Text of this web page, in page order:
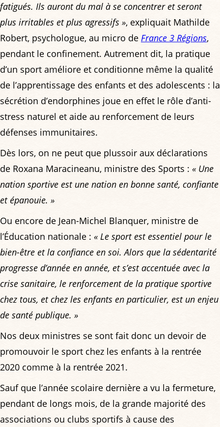
fatigués. Ils auront du mal à se concentrer et seront
plus irritables et plus agressifs », expliquait Mathilde
Robert, psychologue, au micro de France 3 Régions,
pendant le confinement. Autrement dit, la pratique
d’un sport améliore et conditionne même la qualité
de l’apprentissage des enfants et des adolescents : la
sécrétion d’endorphines joue en effet le rôle d’anti-
stress naturel et aide au renforcement de leurs
défenses immunitaires.
Dès lors, on ne peut que plussoir aux déclarations
de Roxana Maracineanu, ministre des Sports : « Une
nation sportive est une nation en bonne santé, confiante
et épanouie. »
Ou encore de Jean-Michel Blanquer, ministre de
l’Éducation nationale : « Le sport est essentiel pour le
bien-être et la confiance en soi. Alors que la sédentarité
progresse d’année en année, et s’est accentuée avec la
crise sanitaire, le renforcement de la pratique sportive
chez tous, et chez les enfants en particulier, est un enjeu
de santé publique. »
Nos deux ministres se sont fait donc un devoir de
promouvoir le sport chez les enfants à la rentrée
2020 comme à la rentrée 2021.
Sauf que l’année scolaire dernière a vu la fermeture,
pendant de longs mois, de la grande majorité des
associations ou clubs sportifs à cause des